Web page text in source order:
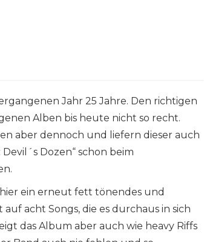
Jahr 25 Jahre. Den richtigen
Alben bis heute nicht so recht.
aber dennoch und liefern dieser auch
Dozen“ schon beim
ein erneut fett tönendes und
acht Songs, die es durchaus in sich
das Album aber auch wie heavy Riffs